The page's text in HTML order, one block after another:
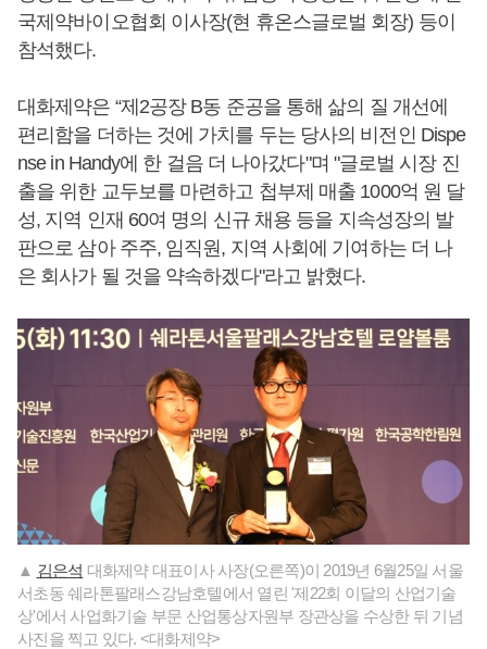
국제약바이오협회 이사장(현 휴온스글로벌 회장) 등이
참석했다.
대화제약은 “제2공장 B동 준공을 통해 삶의 질 개선에
편리함을 더하는 것에 가치를 두는 당사의 비전인 Dispe
nse in Handy에 한 걸음 더 나아갔다"며 "글로벌 시장 진
출을 위한 교두보를 마련하고 첩부제 매출 1000억 원 달
성, 지역 인재 60여 명의 신규 채용 등을 지속성장의 발
판으로 삼아 주주, 임직원, 지역 사회에 기여하는 더 나
은 회사가 될 것을 약속하겠다"라고 밝혔다.
▲ 김은석 대화제약 대표이사 사장(오른쪽)이 2019년 6월25일 서울
서초동 쉐라톤팔래스강남호텔에서 열린 '제22회 이달의 산업기술
상'에서 사업화기술 부문 산업통상자원부 장관상을 수상한 뒤 기념
사진을 찍고 있다. <대화제약>